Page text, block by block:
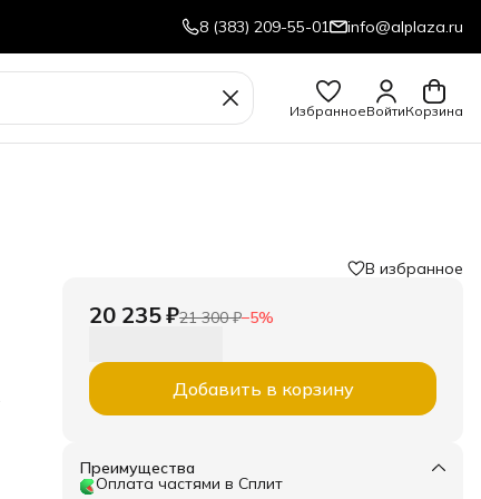
8 (383) 209-55-01 info@alplaza.ru
ИзбранноеВойтиКорзина
В избранное
20 235 ₽21 300 ₽−5%
Добавить в корзину
Преимущества
Оплата частями в Сплит